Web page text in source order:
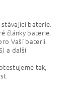
baterie.
články baterie.
Vaší baterii.
a další
tak,